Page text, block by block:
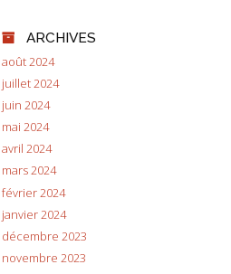
ARCHIVES
août 2024
juillet 2024
juin 2024
mai 2024
avril 2024
mars 2024
février 2024
janvier 2024
décembre 2023
novembre 2023